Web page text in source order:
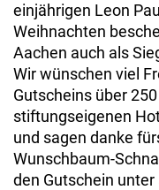
einjährigen Leon
Weihnachten
Aachen auch als
Wir wünschen viel
Gutscheins über
stiftungseigenen
und sagen danke
Wunschbaum-
den Gutschein